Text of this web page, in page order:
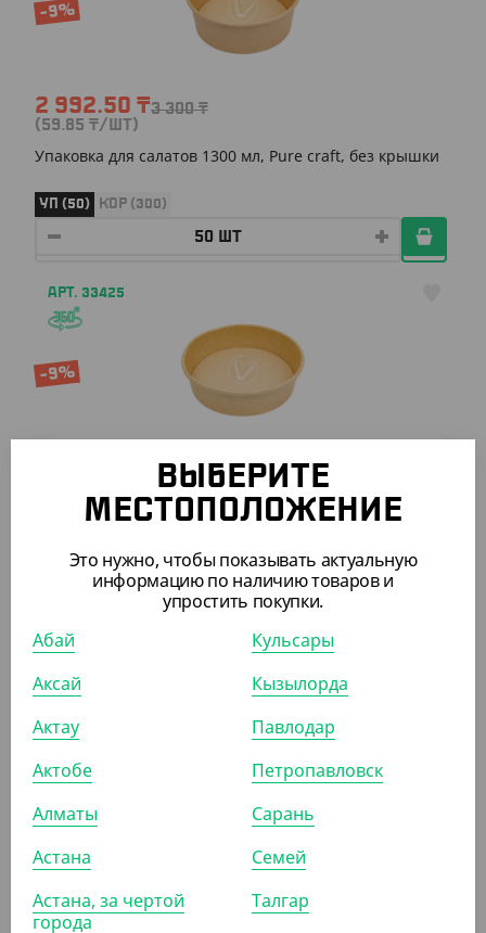
-9%
2 992.50 ₸3 300₸
(59.85 ₸/ШТ)
Упаковка для салатов 1300 мл, Pure craft, без крышки
УП (50) КОР (300)
АРТ. 33425
-9%
₸
Упаковка для салатов Pure craft, 900 мл, без крышки
УП (50) КОР (300)
АРТ. 3342701
-9%
1 780
(35.60
мл, прозрачная
ВЫБЕРИТЕ
МЕСТОПОЛОЖЕНИЕ
Это нужно, чтобы показывать актуальную
информацию по наличию товаров и
упростить покупки.
Абай
Аксай
Актау
Актобе
Алматы
Астана
Астана, за чертой
города
Кульсары
Кызылорда
Павлодар
Петропавловск
Сарань
Семей
Талгар